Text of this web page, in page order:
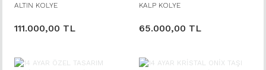
ALTIN KOLYE
111.000,00 TL
KALP KOLYE
65.000,00 TL